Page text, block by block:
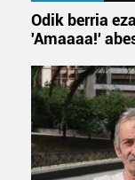
Odik berria
'Amaaaa!'